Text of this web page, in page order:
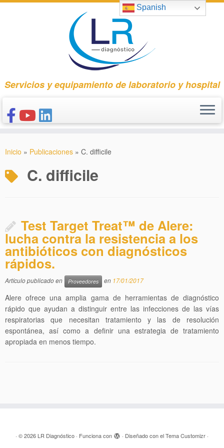
Saltar
Servicios y equipamiento de laboratorio y hospital
CONÓCENOS
NUESTROS PRODUCTOS
Inicio » Publicaciones » C. difficile
C. difficile
Test Target Treat™ de Alere:
lucha contra la resistencia a los
antibióticos con diagnósticos
rápidos.
Artículo publicado en Proveedores en 17/01/2017
Alere ofrece una amplia gama de herramientas de diagnóstico
rápido que ayudan a distinguir entre las infecciones de las vías
respiratorias que necesitan tratamiento y las de resolución
espontánea, así como a definir una estrategia de tratamiento
apropiada en menos tiempo.
· © 2026 LR Diagnóstico · Funciona con · Diseñado con elTema Customizr ·
Spanish